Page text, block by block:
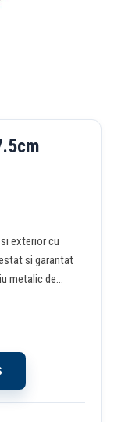
exterior cu
si garantat
metalic de
pe cotor cu